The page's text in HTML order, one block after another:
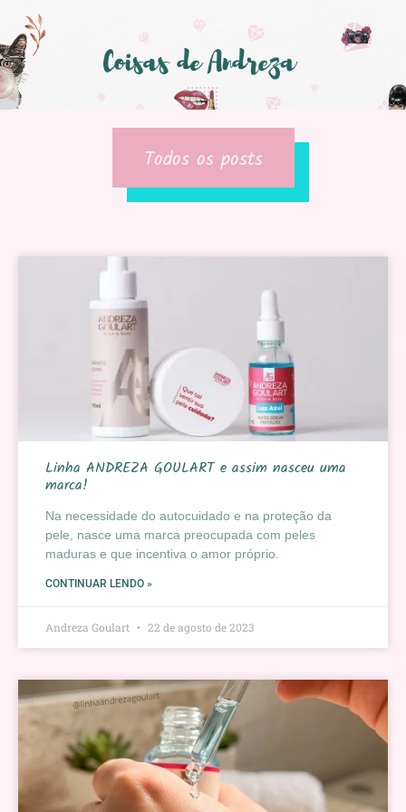
Todos os posts
Linha ANDREZA GOULART e assim nasceu uma
marca!
Na necessidade do autocuidado e na proteção da
pele, nasce uma marca preocupada com peles
maduras e que incentiva o amor próprio.
CONTINUAR LENDO »
Andreza Goulart 22 de agosto de 2023